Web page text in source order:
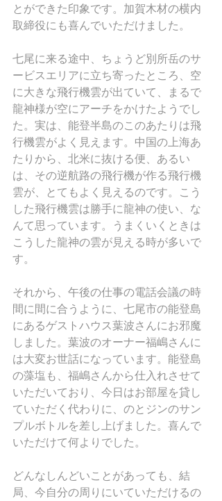
とができた印象です。加賀木材の横内
取締役にも喜んでいただけました。
七尾に来る途中、ちょうど別所岳のサ
ービスエリアに立ち寄ったところ、空
に大きな飛行機雲が出ていて、まるで
龍神様が空にアーチをかけたようでし
た。実は、能登半島のこのあたりは飛
行機雲がよく見えます。中国の上海あ
たりから、北米に抜ける便、あるい
は、その逆航路の飛行機が作る飛行機
雲が、とてもよく見えるのです。こう
した飛行機雲は勝手に龍神の使い、な
んて思っています。うまくいくときは
こうした龍神の雲が見える時が多いで
す。
それから、午後の仕事の電話会議の時
間に間に合うように、七尾市の能登島
にあるゲストハウス葉波さんにお邪魔
しました。葉波のオーナー福嶋さんに
は大変お世話になっています。能登島
の藻塩も、福嶋さんから仕入れさせて
いただいており、今日はお部屋を貸し
ていただく代わりに、のとジンのサン
プルボトルを差し上げました。喜んで
いただけて何よりでした。
どんなしんどいことがあっても、結
局、今自分の周りにいていただけるの